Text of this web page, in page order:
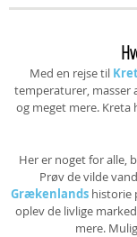
Med en rejse til
temperaturer, masser
og meget mere.
Her er noget for alle,
Prøv de vilde
Grækenlandshistorie
oplev de livlige
mere.